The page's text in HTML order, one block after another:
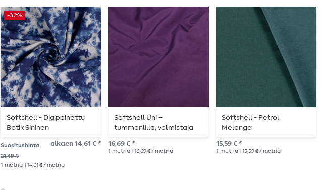
-32%
Softshell - Digipainettu
Batik Sininen
Suositushinta
21,49 €
alkaen 14,61 € *
1 metriä | 14,61 € / metriä
Softshell Uni –
tummanlilla, valmistaja
Swafing
16,69 € *
1 metriä | 16,69 € / metriä
Softshell - Petrol
Melange
15,59 € *
1 metriä | 15,59 € / metriä